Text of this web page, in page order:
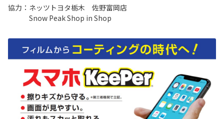
協力：ネッツトヨタ栃木 佐野富岡店
Snow Peak Shop in Shop